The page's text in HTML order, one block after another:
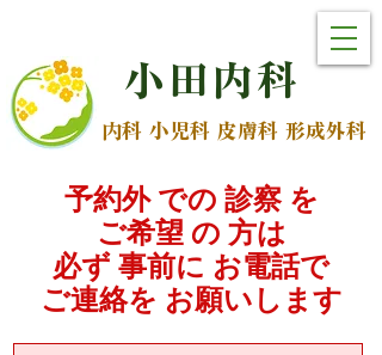
小 田 内科
内科 小児科 皮膚科 形成外科
予約外 での 診察 を
ご希望 の 方は
必ず 事前に お電話で
​ご連絡を お願いします